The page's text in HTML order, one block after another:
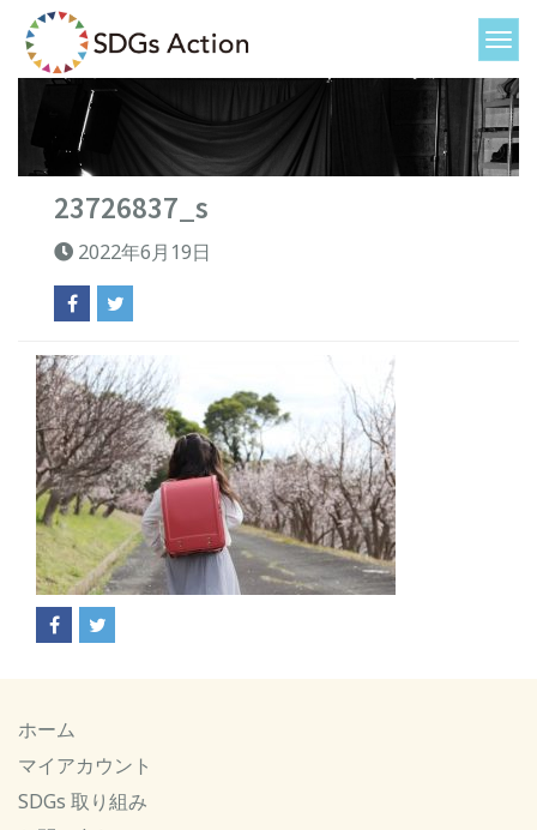
23726837_s
2022年6月19日
ホーム
マイアカウント
SDGs 取り組み